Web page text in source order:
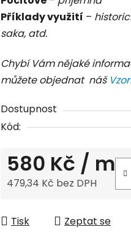
Příklady využití –
saka, atd.
Chybí Vám nějaké
můžete objednat náš
Dostupnost
Kód:
580 Kč / m
479,34 Kč bez DPH
Tisk Zeptat se